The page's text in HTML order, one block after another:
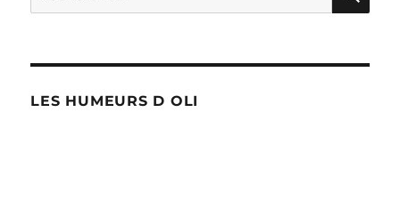
pour :
LES HUMEURS D OLI